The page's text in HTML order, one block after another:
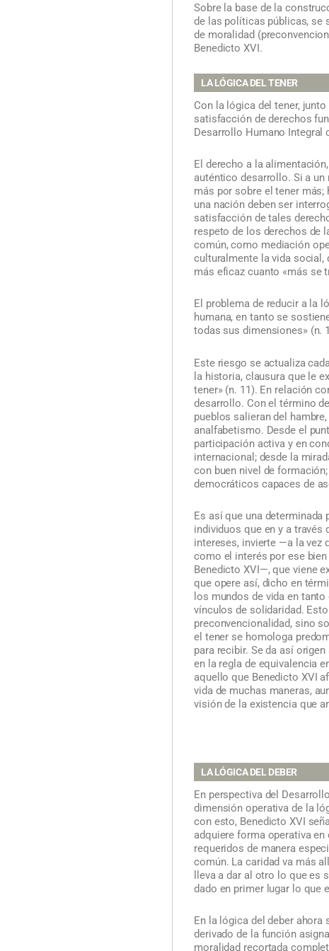
Sobre la base de la
de las políticas públicas, se
de moralidad
Benedicto XVI.
LA LÓGICA DEL TENER
Con la lógica del tener,
satisfacción de derechos
Desarrollo Humano Integral
El derecho a la
auténtico desarrollo. Si a
más por sobre el tener
una nación deben ser
satisfacción de tales
respeto de los derechos de
común, como mediación
culturalmente la vida social,
más eficaz cuanto «más se
El problema de reducir a la
humana, en tanto se
todas sus dimensiones» (n.
Este riesgo se actualiza
la historia, clausura que le
tener» (n. 11). En relación
desarrollo. Con el término
pueblos salieran del
analfabetismo. Desde el
participación activa y en
internacional; desde la
con buen nivel de
democráticos capaces de
Es así que una
individuos que en y a
intereses, invierte —a la vez
como el interés por ese
Benedicto XVI—, que viene
que opere así, dicho en
los mundos de vida en
vínculos de solidaridad.
preconvencionalidad, sino
el tener se homologa
para recibir. Se da así
en la regla de equivalencia
aquello que Benedicto XVI
vida de muchas maneras,
visión de la existencia que
LA LÓGICA DEL DEBER
En perspectiva del
dimensión operativa de la
con esto, Benedicto XVI
adquiere forma operativa
requeridos de manera
común. La caridad va más
lleva a dar al otro lo que es
dado en primer lugar lo que
En la lógica del deber ahora
derivado de la función
moralidad recortada